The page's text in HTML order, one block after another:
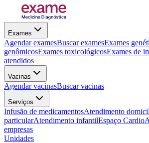
Exames
Agendar examesBuscar examesExames
genômicosExames toxicológicosExames de
atendidos
Vacinas
Agendar vacinasBuscar vacinas
Serviços
Infusão de medicamentosAtendimento
particularAtendimento infantilEspaço Cardio
empresas
Unidades